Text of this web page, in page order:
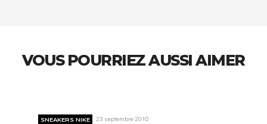
VOUS POURRIEZ AUSSI AIMER
SNEAKERS NIKE 23 septembre 2010